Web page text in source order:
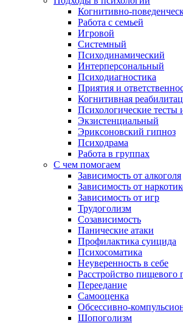
Когнитивно-
Работа с семьей
Игровой
Системный
Психодинамический
Интерперсональный
Психодиагностика
Приятия и
Когнитивная
Психологические тесты
Экзистенциальный
Эриксоновский гипноз
Психодрама
Работа в группах
С чем помогаем
Зависимость от алкоголя
Зависимость от
Зависимость от игр
Трудоголизм
Созависимость
Панические атаки
Профилактика суицида
Психосоматика
Неуверенность в себе
Расстройство пищевого
Переедание
Самооценка
Обсессивно-
Шопоголизм